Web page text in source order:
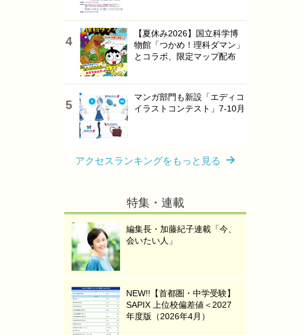
【夏休み2026】国立科学博
物館「つかめ！理科ダマン」
とコラボ、限定マップ配布
マンガ部門も新設「エディコ
イラストコンテスト」7-10月
アクセスランキングをもっと見る
特集・連載
編集長・加藤紀子連載「今、
会いたい人」
NEW!!【首都圏・中学受験】
SAPIX 上位校偏差値＜2027
年度版（2026年4月）